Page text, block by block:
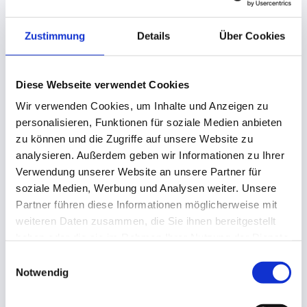
Zustimmung Details Über Cookies
Diese Webseite verwendet Cookies
Wir verwenden Cookies, um Inhalte und Anzeigen zu
personalisieren, Funktionen für soziale Medien anbieten
zu können und die Zugriffe auf unsere Website zu
analysieren. Außerdem geben wir Informationen zu Ihrer
Verwendung unserer Website an unsere Partner für
soziale Medien, Werbung und Analysen weiter. Unsere
Partner führen diese Informationen möglicherweise mit
weiteren Daten zusammen, die Sie ihnen bereitgestellt
Notwendig
5. Otter.ai – Meeting-Transkription
erstellt Zusammenfassungen. Die kostenlose
Version erlaubt 300 Minuten Transkription pro
Monat – für kleinere Teams oft ausreichend. Einfach
während des Zoom- oder Teams-Calls aktivieren.
6. Make.com – Automatisierung für
alle
Monat. Damit lassen sich bereits einfache